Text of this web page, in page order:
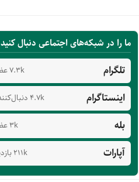
ما را در شبکه‌های اجتماعی دنبال کنید
تلگرام 7.3k عضو
اینستاگرام 4.7k دنبال‌کننده
بله 3k عضو
آپارات 211k بازدید